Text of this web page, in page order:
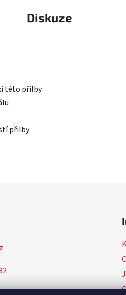
Diskuze
této přilby
přilby